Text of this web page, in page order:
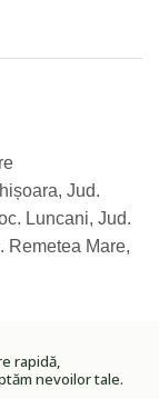
Jud.
Luncani, Jud.
Remetea Mare,
rapidă,
nevoilor tale.